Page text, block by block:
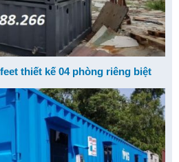
thiết kế 04 phòng riêng biệt